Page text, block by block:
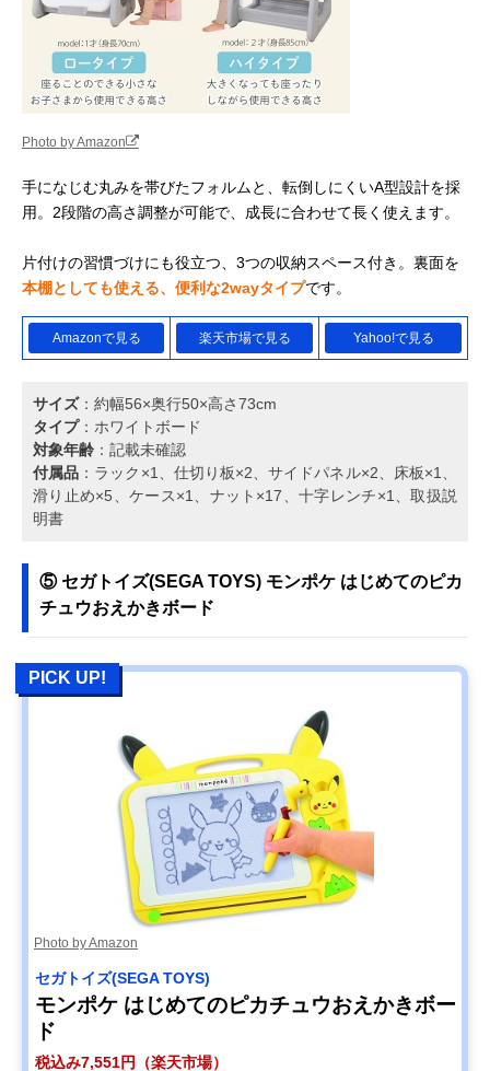
Photo by Amazon
手になじむ丸みを帯びたフォルムと、転倒しにくいA型設計を採
用。2段階の高さ調整が可能で、成長に合わせて長く使えます。
片付けの習慣づけにも役立つ、3つの収納スペース付き。裏面を
本棚としても使える、便利な2wayタイプです。
Amazonで見る 楽天市場で見る Yahoo!で見る
サイズ：約幅56×奥行50×高さ73cm
タイプ：ホワイトボード
対象年齢 ：記載未確認
付属品 ：ラック×1、仕切り板×2、サイドパネル×2、床板×1、
滑り止め×5、ケース×1、ナット×17、十字レンチ×1、取扱説
明書
⑤ セガトイズ(SEGA TOYS) モンポケ はじめてのピカ
チュウおえかきボード
PICK UP!
Photo by Amazon
セガトイズ(SEGA TOYS)
モンポケ はじめてのピカチュウおえかきボー
ド
税込み7,551円（楽天市場）